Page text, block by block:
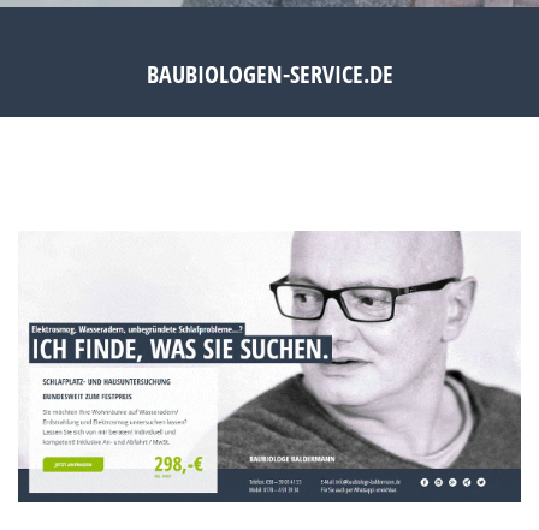
BAUBIOLOGEN-SERVICE.DE